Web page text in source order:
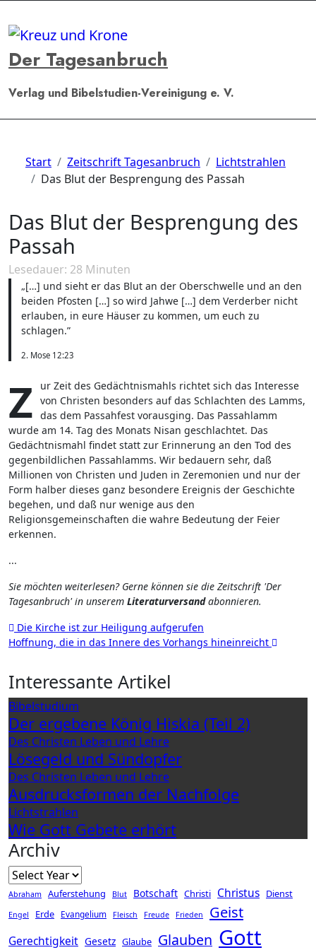
Inhalt
springen
Der Tagesanbruch
Verlag und Bibelstudien-Vereinigung e. V.
Start Zeitschrift Tagesanbruch
Lichtstrahlen
Das Blut der Besprengung des Passah
Das Blut der Besprengung des
Passah
Lesedauer: 28 Minuten
„[…] und sieht er das Blut an der Oberschwelle und an den
beiden Pfosten […] so wird Jahwe […] dem Verderber nicht
erlauben, in eure Häuser zu kommen, um euch zu
schlagen.”
2. Mose 12:23
Z
ur Zeit des Gedächtnismahls richtet sich das Interesse
von Christen besonders auf das Schlachten des Lamms,
das dem Passahfest vorausging. Das Passahlamm
wurde am 14. Tag des Monats Nisan geschlachtet. Das
Gedächtnismahl findet statt zur Erinnerung an den Tod des
gegenbildlichen Passahlamms. Wir bedauern sehr, daß
Millionen von Christen und Juden in Zeremonien und nur der
Form halber dieses ganz besondere Ereignis der Geschichte
begehen, und daß nur wenige aus den
Religionsgemeinschaften die wahre Bedeutung der Feier
erkennen.
...
Sie möchten weiterlesen? Gerne können sie die Zeitschrift 'Der
Tagesanbruch' in unserem Literaturversandabonnieren.
Beitragsnavigation
Die Kirche ist zur Heiligung aufgerufen
Hoffnung, die in das Innere des Vorhangs hineinreicht
Interessante Artikel
Bibelstudium
Der ergebene König Hiskia (Teil 2)
Des Christen Leben und Lehre
Lösegeld und Sündopfer
Des Christen Leben und Lehre
Ausdrucksformen der Nachfolge
Lichtstrahlen
Wie Gott Gebete erhört
Archiv
Abraham Auferstehung Blut Botschaft Christi Christus Dienst
Engel Erde Evangelium Fleisch Freude Frieden Geist
Gerechtigkeit Gesetz Glaube Glauben Gott